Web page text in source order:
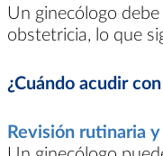
Un ginecólogo
obstetricia, lo que
¿Cuándo acudir
Revisión rutinaria y